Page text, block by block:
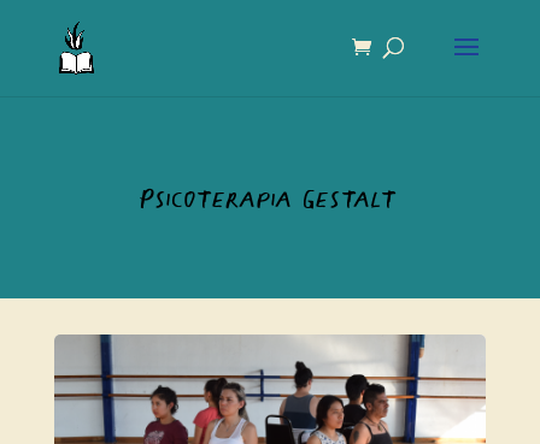
Psicoterapia Gestalt